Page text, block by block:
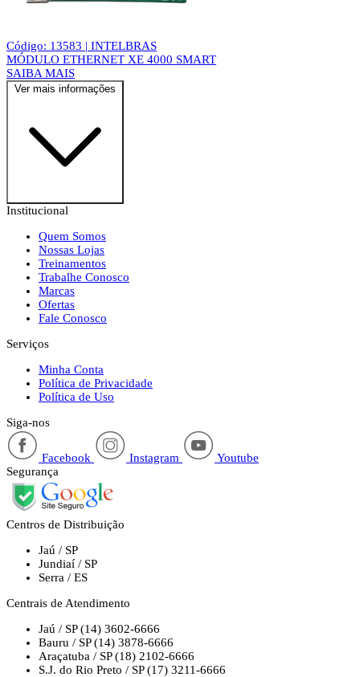
Código: 13583 | INTELBRAS
MÓDULO ETHERNET XE 4000 SMART
SAIBA MAIS
Ver mais informações
Institucional
Quem Somos
Nossas Lojas
Treinamentos
Trabalhe Conosco
Marcas
Ofertas
Fale Conosco
Serviços
Minha Conta
Política de Privacidade
Política de Uso
Siga-nos
Facebook Instagram
Youtube
Segurança
Centros de Distribuição
Jaú / SP
Jundiaí / SP
Serra / ES
Centrais de Atendimento
Jaú / SP (14) 3602-6666
Bauru / SP (14) 3878-6666
Araçatuba / SP (18) 2102-6666
S.J. do Rio Preto / SP (17) 3211-6666